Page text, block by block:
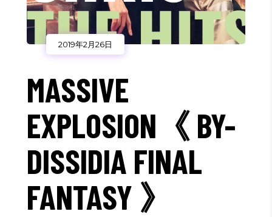
2019年2月26日
MASSIVE
EXPLOSION《 BY-
DISSIDIA FINAL
FANTASY 》